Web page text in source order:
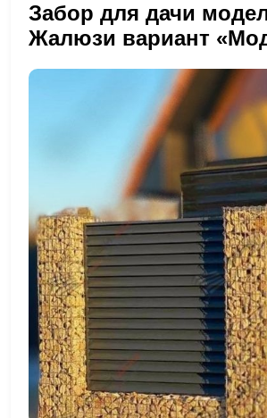
Забор для дачи
Жалюзи вариант